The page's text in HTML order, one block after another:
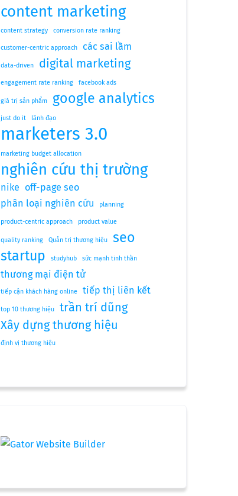
content marketing
content strategy conversion rate ranking
customer-centric approach các sai lầm
data-driven digital marketing
engagement rate ranking facebook ads
giá trị sản phẩm google analytics
just do it lãnh đạo
marketers 3.0
marketing budget allocation
nghiên cứu thị trường
nike off-page seo
phân loại nghiên cứu
planning
product-centric approach product value
quality ranking Quản trị thương hiệu
seo
startup
studyhub sức mạnh tinh thần
thương mại điện tử
tiếp cận khách hàng online tiếp thị liên kết
top 10 thương hiệu
trần trí dũng
Xây dựng thương hiệu
định vị thương hiệu